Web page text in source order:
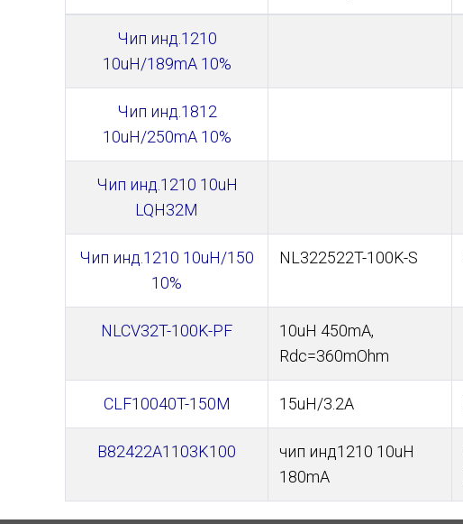
Чип инд.1210
10uH/189mA 10%
Чип инд.1812
10uH/250mA 10%
Чип инд.1210 10uH
LQH32M
Чип инд.1210 10uH/150
10%
NL322522T-100K-S
NLCV32T-100K-PF
10uH 450mA,
Rdc=360mOhm
CLF10040T-150M 15uH/3.2A
B82422A1103K100
чип инд1210 10uH
180mA